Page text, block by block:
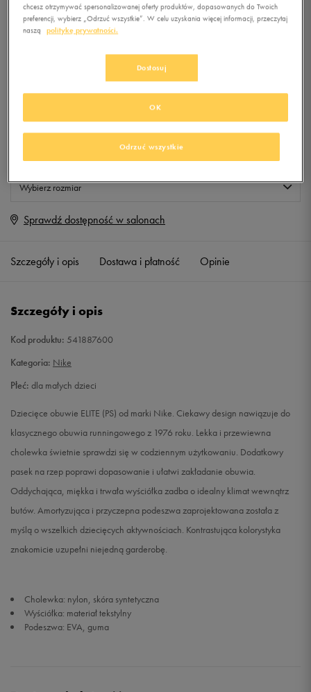
0.0(0
KLUBIE 50 STYLE
Produkt niedostępny
Jeśli artykuł będzie ponownie dostępny, otrzymasz od nas powiadomienie.
Wybierz rozmiar
Rozmiary EU
27,5
29,5 18 cm
31 19 cm Powiadom o dostępności
19,5 cm Powiadom o dostępności
33 20,5 cm Powiadom o dostępności
34 21,5 cm
Sprawdź dostępność w salonach
Szczegóły i opis Dostawa i płatność Opinie
Szczegóły i opis
Kod produktu: 541887600
Kategoria: Nike
Płeć: dla małych dzieci
Dziecięce obuwie ELITE (PS) od marki Nike. Ciekawy design nawiązuje do
klasycznego obuwia runningowego z 1976 roku. Lekka i przewiewna
cholewka świetnie sprawdzi się w codziennym użytkowaniu. Dodatkowy
pasek na rzep poprawi dopasowanie i ułatwi zakładanie obuwia.
Oddychająca, miękka i trwała wyściółka zadba o idealny klimat wewnątrz
butów. Amortyzująca i przyczepna podeszwa zaprojektowana została z
myślą o wszelkich dziecięcych aktywnościach. Kontrastująca kolorystyka
znakomicie uzupełni niejedną garderobę.
Cholewka: nylon, skóra syntetyczna
Wyściółka: materiał tekstylny
Podeszwa: EVA, guma
chcesz otrzymywać spersonalizowanej oferty produktów, dopasowanych do Twoich
preferencji, wybierz „Odrzuć wszystkie”. W celu uzyskania więcej informacji, przeczytaj
naszą
politykę prywatności.
Dostosuj
Odrzuć wszystkie
OK